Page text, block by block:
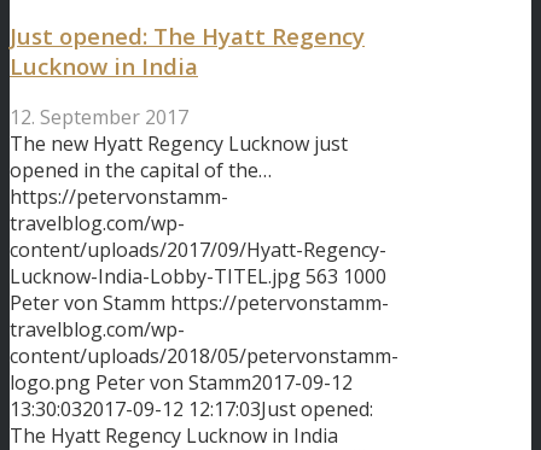
Just opened: The Hyatt Regency
Lucknow in India
12. September 2017
The new Hyatt Regency Lucknow just
opened in the capital of the…
https://petervonstamm-
travelblog.com/wp-
content/uploads/2017/09/Hyatt-Regency-
Lucknow-India-Lobby-TITEL.jpg563 1000
Peter von Stamm https://petervonstamm-
travelblog.com/wp-
content/uploads/2018/05/petervonstamm-
logo.png Peter von Stamm2017-09-12
13:30:032017-09-12 12:17:03Just opened:
The Hyatt Regency Lucknow in India